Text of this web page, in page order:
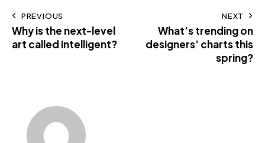
PREVIOUS
Why is the next-level
art called intelligent?
NEXT
What’s trending on
designers’ charts this
spring?